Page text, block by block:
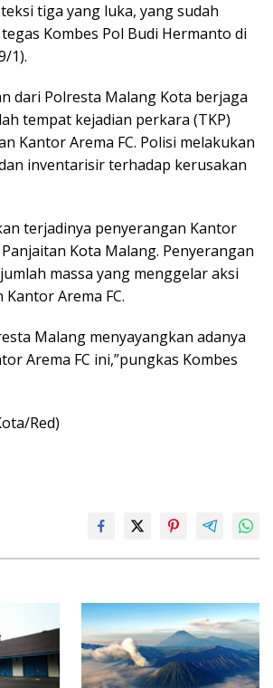
tiga yang luka, yang sudah
Kombes Pol Budi Hermanto di
1).
dari Polresta Malang Kota berjaga
tempat kejadian perkara (TKP)
Kantor Arema FC. Polisi melakukan
inventarisir terhadap kerusakan
terjadinya penyerangan Kantor
Panjaitan Kota Malang. Penyerangan
massa yang menggelar aksi
Arema FC.
Malang menyayangkan adanya
Arema FC ini,”pungkas Kombes
Red)